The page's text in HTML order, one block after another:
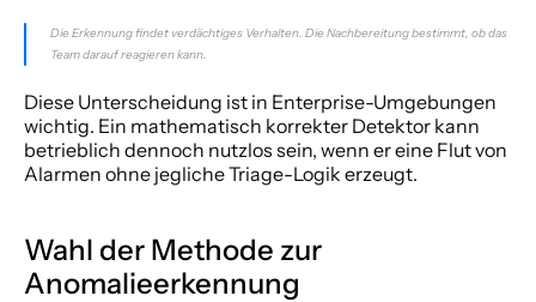
Die Erkennung findet verdächtiges Verhalten. Die Nachbereitung bestimmt, ob das
Team darauf reagieren kann.
Diese Unterscheidung ist in Enterprise-Umgebungen
wichtig. Ein mathematisch korrekter Detektor kann
betrieblich dennoch nutzlos sein, wenn er eine Flut von
Alarmen ohne jegliche Triage-Logik erzeugt.
Wahl der Methode zur
Anomalieerkennung